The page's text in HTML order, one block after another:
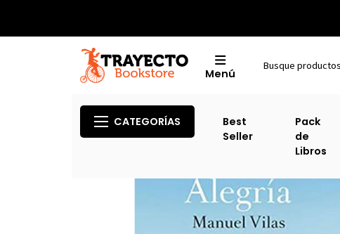
Menú
CATEGORÍAS
Best
Seller
Pack
de
Libros